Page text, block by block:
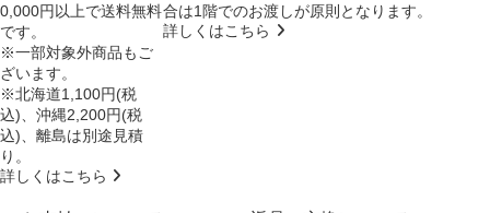
0,000円以上で送料無料
です。
※一部対象外商品もご
ざいます。
※北海道1,100円(税
込)、沖縄2,200円(税
込)、離島は別途見積
り。
詳しくはこちら
合は1階でのお渡しが原則となります。
詳しくはこちら